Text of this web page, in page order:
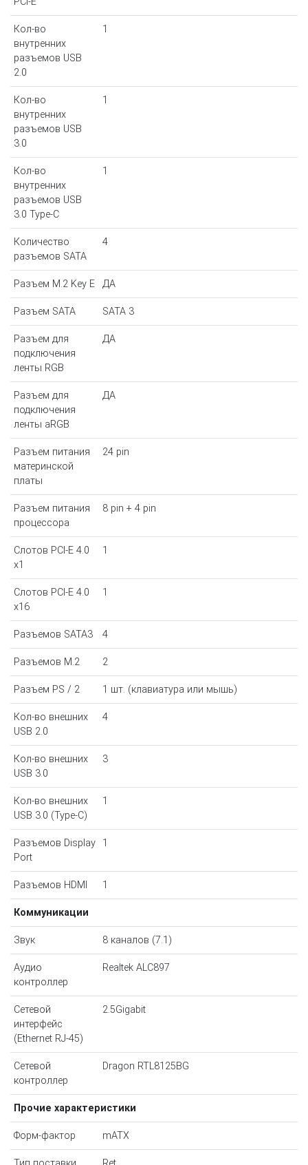
Кол-во
внутренних
разъемов USB
2.0
1
Кол-во
внутренних
разъемов USB
3.0
1
Кол-во
внутренних
разъемов USB
3.0 Type-C
1
Количество
разъемов SATA
4
Разъем M.2 Key E ДА
Разъем SATA SATA 3
Разъем для
подключения
ленты RGB
ДА
Разъем для
подключения
ленты aRGB
ДА
Разъем питания
материнской
платы
24 pin
Разъем питания
процессора
8 pin + 4 pin
Слотов PCI-E 4.0
x1
1
Слотов PCI-E 4.0
x16
1
Разъемов SATA3 4
Разъемов M.2 2
Разъем PS / 2 1 шт. (клавиатура или мышь)
Кол-во внешних
USB 2.0
4
Кол-во внешних
USB 3.0
3
Кол-во внешних
USB 3.0 (Type-C)
1
Разъемов Display
Port
1
Разъемов HDMI 1
Коммуникации
Звук 8 каналов (7.1)
Аудио
контроллер
Realtek ALC897
Сетевой
интерфейс
(Ethernet RJ-45)
2.5Gigabit
Сетевой
контроллер
Dragon RTL8125BG
Прочие характеристики
Форм-фактор mATX